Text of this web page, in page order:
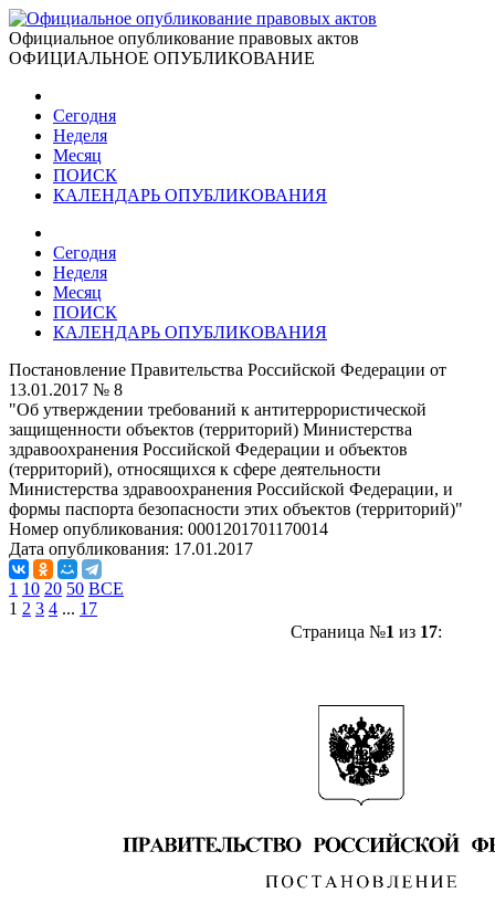
Официальное опубликование правовых актов
ОФИЦИАЛЬНОЕ ОПУБЛИКОВАНИЕ
Сегодня
Неделя
Месяц
ПОИСК
КАЛЕНДАРЬ ОПУБЛИКОВАНИЯ
Сегодня
Неделя
Месяц
ПОИСК
КАЛЕНДАРЬ ОПУБЛИКОВАНИЯ
Постановление Правительства Российской Федерации от
13.01.2017 № 8
"Об утверждении требований к антитеррористической
защищенности объектов (территорий) Министерства
здравоохранения Российской Федерации и объектов
(территорий), относящихся к сфере деятельности
Министерства здравоохранения Российской Федерации, и
формы паспорта безопасности этих объектов (территорий)"
Номер опубликования: 0001201701170014
Дата опубликования: 17.01.2017
1 10 20 50 ВСЕ
1 2 3 4 ... 17
Страница №1 из 17: